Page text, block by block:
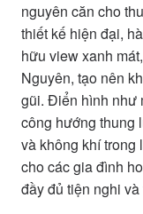
nguyên căn cho
thiết kế hiện đại,
hữu view xanh
Nguyên, tạo nên
gũi. Điển hình như
công hướng thung
và không khí trong
cho các gia đình
đầy đủ tiện nghi